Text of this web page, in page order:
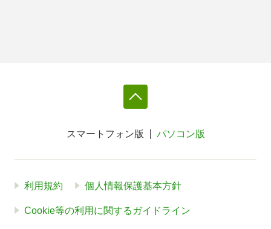
スマートフォン版 パソコン版
利用規約 個人情報保護基本方針
Cookie等の利用に関するガイドライン